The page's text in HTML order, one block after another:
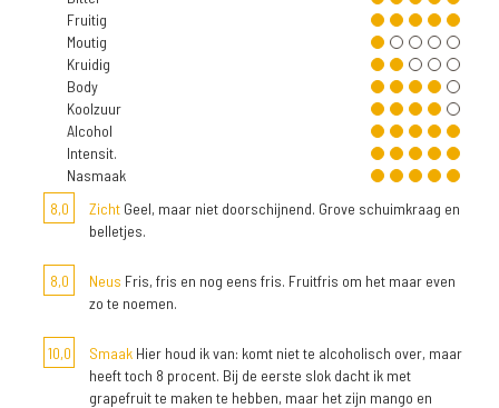
Fruitig
Moutig
Kruidig
Body
Koolzuur
Alcohol
Intensit.
Nasmaak
8,0
Zicht Geel, maar niet doorschijnend. Grove schuimkraag en
belletjes.
8,0 Neus Fris, fris en nog eens fris. Fruitfris om het maar even
zo te noemen.
10,0 Smaak Hier houd ik van: komt niet te alcoholisch over, maar
heeft toch 8 procent. Bij de eerste slok dacht ik met
grapefruit te maken te hebben, maar het zijn mango en